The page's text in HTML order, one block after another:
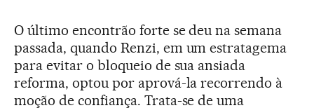
O último encontrão forte se deu na semana
passada, quando Renzi, em um estratagema
para evitar o bloqueio de sua ansiada
reforma, optou por aprová-la recorrendo à
moção de confiança. Trata-se de uma